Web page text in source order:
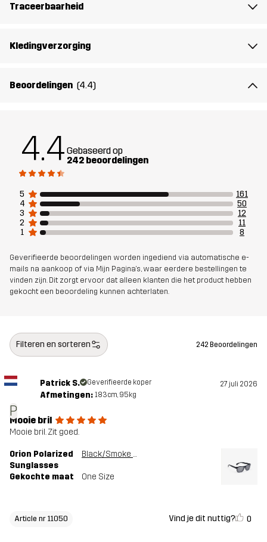
Conformiteitsverklaring
Traceerbaarheid
Kledingverzorging
Beoordelingen (4.4)
4.4 Gebaseerd op
242 beoordelingen
5
161
4
50
3
12
2
11
1
8
Geverifieerde beoordelingen worden ingediend via automatische e-
mails na aankoop of via Mijn Pagina's, waar eerdere bestellingen te
vinden zijn. Dit zorgt ervoor dat alleen klanten die het product hebben
gekocht een beoordeling kunnen achterlaten.
Filteren en sorteren 242 Beoordelingen
P
Patrick S. Geverifieerde koper 27 juli 2026
Afmetingen: 183cm, 95kg
Mooie bril
Mooie bril. Zit goed.
Orion Polarized
Sunglasses
Black/Smoke Grey
Gekochte maat One Size
Article nr 11050 Vind je dit nuttig? 0